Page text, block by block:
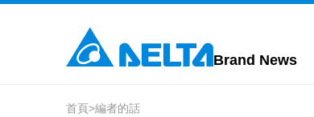
Brand News
首頁>編者的話